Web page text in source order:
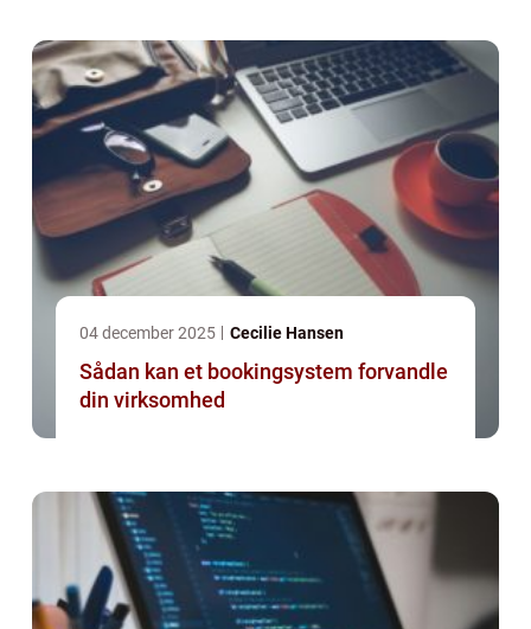
04 december 2025 Cecilie Hansen
Sådan kan et bookingsystem forvandle
din virksomhed